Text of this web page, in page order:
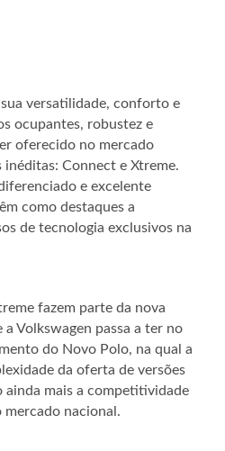
versatilidade, conforto e
ocupantes, robustez e
oferecido no mercado
inéditas: Connect e Xtreme.
e excelente
como destaques a
de tecnologia exclusivos na
fazem parte da nova
Volkswagen passa a ter no
do Novo Polo, na qual a
da oferta de versões
mais a competitividade
mercado nacional.